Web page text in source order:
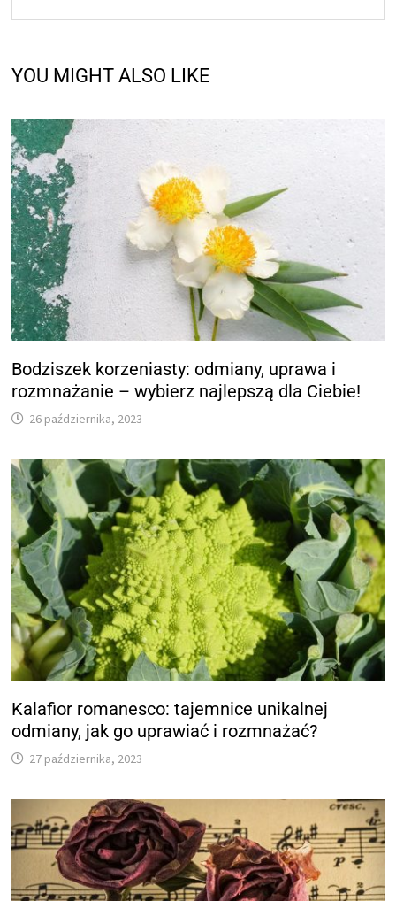
YOU MIGHT ALSO LIKE
Bodziszek korzeniasty: odmiany, uprawa i
rozmnażanie – wybierz najlepszą dla Ciebie!
26 października, 2023
Kalafior romanesco: tajemnice unikalnej
odmiany, jak go uprawiać i rozmnażać?
27 października, 2023